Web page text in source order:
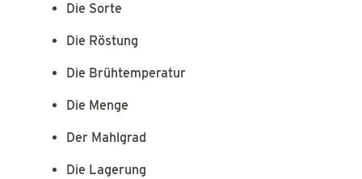
Die Sorte
Die Röstung
Die Brühtemperatur
Die Menge
Der Mahlgrad
Die Lagerung